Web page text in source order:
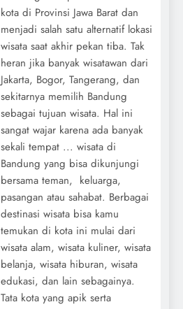
kota di Provinsi Jawa Barat dan
menjadi salah satu alternatif lokasi
wisata saat akhir pekan tiba. Tak
heran jika banyak wisatawan dari
Jakarta, Bogor, Tangerang, dan
sekitarnya memilih Bandung
sebagai tujuan wisata. Hal ini
sangat wajar karena ada banyak
sekali tempat ... wisata di
Bandung yang bisa dikunjungi
bersama teman, keluarga,
pasangan atau sahabat. Berbagai
destinasi wisata bisa kamu
temukan di kota ini mulai dari
wisata alam, wisata kuliner, wisata
belanja, wisata hiburan, wisata
edukasi, dan lain sebagainya.
Tata kota yang apik serta